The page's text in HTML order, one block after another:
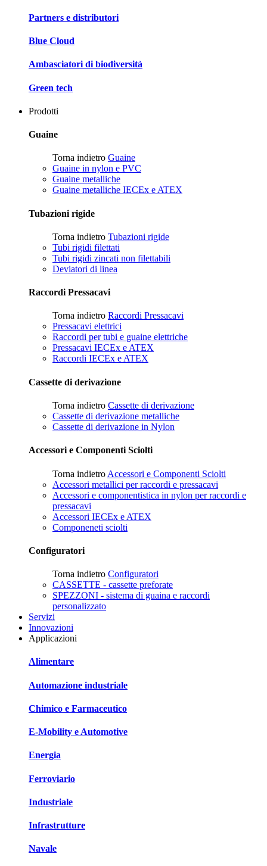
Partners e distributori
Blue Cloud
Ambasciatori di biodiversità
Green tech
Prodotti
Guaine
Torna indietro Guaine
Guaine in nylon e PVC
Guaine metalliche
Guaine metalliche IECEx e ATEX
Tubazioni rigide
Torna indietro Tubazioni rigide
Tubi rigidi filettati
Tubi rigidi zincati non filettabili
Deviatori di linea
Raccordi Pressacavi
Torna indietro Raccordi Pressacavi
Pressacavi elettrici
Raccordi per tubi e guaine elettriche
Pressacavi IECEx e ATEX
Raccordi IECEx e ATEX
Cassette di derivazione
Torna indietro Cassette di derivazione
Cassette di derivazione metalliche
Cassette di derivazione in Nylon
Accessori e Componenti Sciolti
Torna indietro Accessori e Componenti Sciolti
Accessori metallici per raccordi e pressacavi
Accessori e componentistica in nylon per raccordi e
pressacavi
Accessori IECEx e ATEX
Componeneti sciolti
Configuratori
Torna indietro Configuratori
CASSETTE - cassette preforate
SPEZZONI - sistema di guaina e raccordi
personalizzato
Servizi
Innovazioni
Applicazioni
Alimentare
Automazione industriale
Chimico e Farmaceutico
E-Mobility e Automotive
Energia
Ferroviario
Industriale
Infrastrutture
Navale